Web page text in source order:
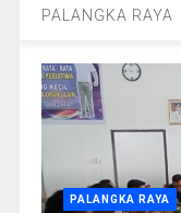
PALANGKA RAYA
PALANGKA RAYA